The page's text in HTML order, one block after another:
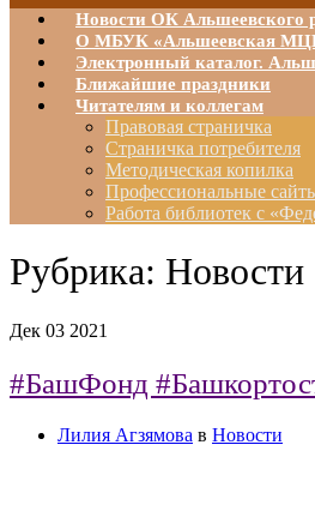
Новости ОК Альшеевского
О МБУК «Альшеевская
Электронный каталог.
Ближайшие праздники
Читателям и коллегам
Правовая страничка
Страничка потребителя
Методическая копилка
Профессиональные
Работа библиотек с
Рубрика: Новости
Дек 03 2021
#БашФонд
Лилия Агзямова в Новости